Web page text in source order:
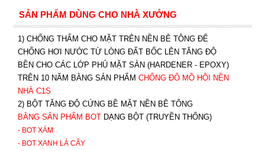
SẢN PHẨM DÙNG CHO NHÀ XƯỞNG
1) CHỐNG THẤM CHO MẶT TRÊN NỀN BÊ TÔNG ĐỂ
CHỐNG HƠI NƯỚC TỪ LÒNG ĐẤT BỐC LÊN TĂNG ĐỘ
BỀN CHO CÁC LỚP PHỦ MẶT SÀN (HARDENER - EPOXY)
TRÊN 10 NĂM BẰNG SẢN PHẨM CHỐNG ĐỔ MỒ HÔI NỀN
NHÀ C1S
2) BỘT TĂNG ĐỘ CỨNG BỀ MẶT NỀN BÊ TÔNG
BẰNG SẢN PHẨM BOTDẠNG BỘT (TRUYỀN THỐNG)
- BOT XÁM
- BOT XANH LÁ CÂY